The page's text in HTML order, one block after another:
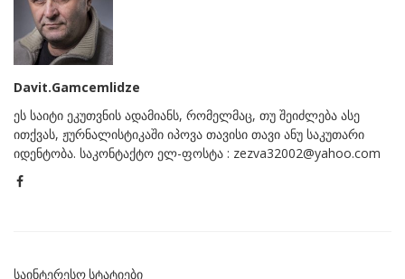
Davit.Gamcemlidze
ეს საიტი ეკუთვნის ადამიანს, რომელმაც, თუ შეიძლება ასე
ითქვას, ჟურნალისტიკაში იპოვა თავისი თავი ანუ საკუთარი
იდენტობა. საკონტაქტო ელ-ფოსტა : zezva32002@yahoo.com
ᲡᲐᲘᲜᲢᲔᲠᲔᲡᲝ ᲡᲢᲐᲢᲘᲔᲑᲘ